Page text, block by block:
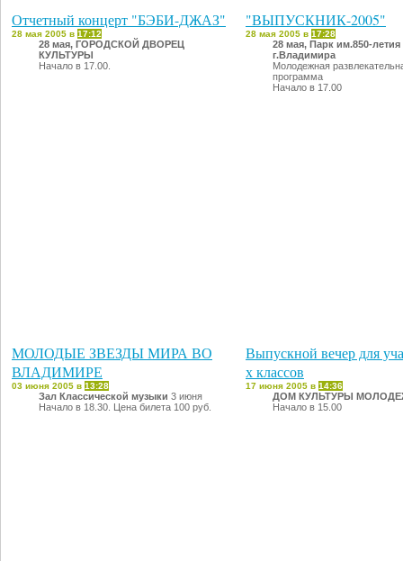
Отчетный концерт "БЭБИ-ДЖАЗ"
28 мая 2005 в 17:12
28 мая, ГОРОДСКОЙ ДВОРЕЦ
КУЛЬТУРЫ
Начало в 17.00.
"ВЫПУСКНИК-2005"
28 мая 2005 в 17:28
28 мая, Парк им.850-летия
г.Владимира
Молодежная
программа
Начало в 17.00
МОЛОДЫЕ ЗВЕЗДЫ МИРА ВО
ВЛАДИМИРЕ
03 июня 2005 в 13:28
Зал Классической музыки 3 июня
Начало в 18.30. Цена билета 100 руб.
Выпускной вечер для
х классов
17 июня 2005 в 14:36
ДОМ КУЛЬТУРЫ
Начало в 15.00